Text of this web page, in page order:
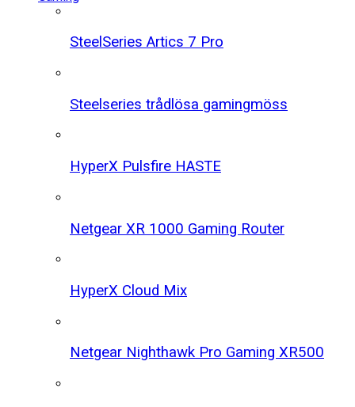
SteelSeries Artics 7 Pro
Steelseries trådlösa gamingmöss
HyperX Pulsfire HASTE
Netgear XR 1000 Gaming Router
HyperX Cloud Mix
Netgear Nighthawk Pro Gaming XR500